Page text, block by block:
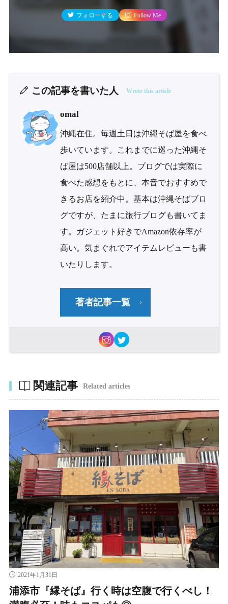
フォローする Follow Me
この記事を書いた人 Wrote this article
omal
沖縄在住。毎週土日は沖縄そば屋を食べ
歩いています。これまでに巡った沖縄そ
ば屋は500店舗以上。ブログでは実際に
食べた感想をもとに、本音でおすすめで
きるお店を紹介中。基本は沖縄そばブロ
グですが、たまに旅行ブログも書いてま
す。ガジェット好きでAmazon依存率が
高い。気まぐれでアイテムレビューも書
いたりします。
著者記事一覧
関連記事 Related articles
2021年1月31日
浦添市『縁そば』行く時は空腹で行くべし！